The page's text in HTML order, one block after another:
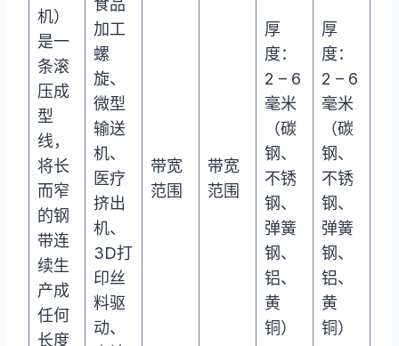
机）
是一
条滚
压成
型
线，
将长
而窄
的钢
带连
续生
产成
任何
长度
食品
加工
螺
旋、
微型
输送
机、
医疗
挤出
机、
3D打
印丝
料驱
动、
带宽
范围
带宽
范围
厚
度：
2 – 6
毫米
（碳
钢、
不锈
钢、
弹簧
钢、
铝、
黄
铜）
厚
度：
2 – 6
毫米
（碳
钢、
不锈
钢、
弹簧
钢、
铝、
黄
铜）